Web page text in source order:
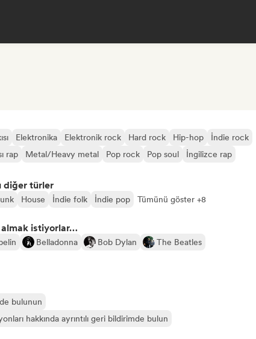
Elektronika Elektronik rock Hard rock Hip-hop
İndie rock
rap Metal/Heavy metal Pop rock Pop soul
İngilizce rap
diğer türler
House İndie folk İndie pop Tümünü göster +8
almak istiyorlar…
Belladonna Bob Dylan
The Beatles
bulunun
hakkında ayrıntılı geri bildirimde bulun